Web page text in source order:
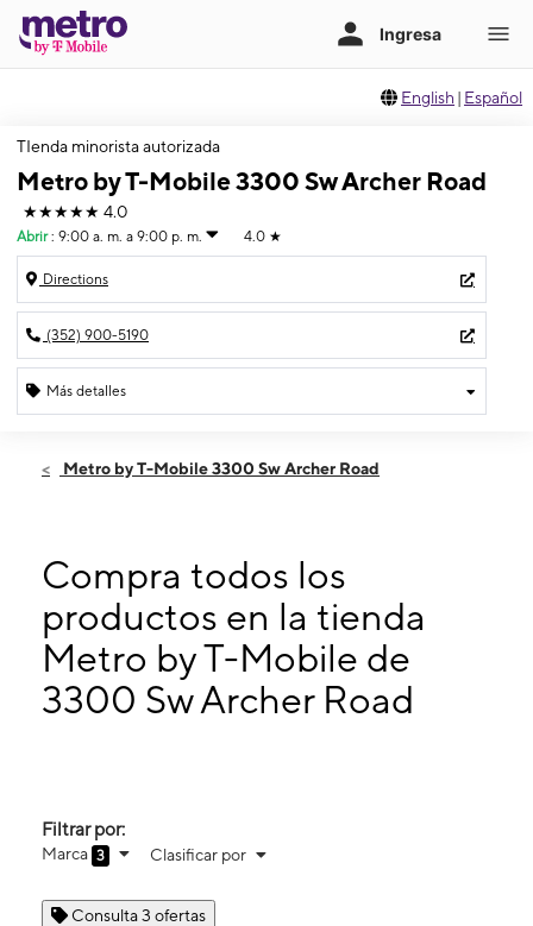
English | Español
TIenda minorista autorizada
Metro by T-Mobile 3300 Sw Archer Road
★★★★★ 4.0
Abrir : 9:00 a. m. a 9:00 p. m. 4.0 ★
Directions
(352) 900-5190
Más detalles
Viernes:9:00 a. m. a 9:00 p. m.
Martes:
9:00 a. m. a 9:00 p. m.
Miérc: 9:00 a. m. a 9:00 p. m.
Jueves:9:00 a. m. a 9:00 p. m.
3300 Sw Archer Road Ste B Gainesville, FL 32608
Metro by T-Mobile 3300 Sw Archer Road
Compra todos los
productos en la tienda
Metro by T-Mobile de
3300 Sw Archer Road
Filtrar por:
Marca 3 Clasificar por
Consulta 3 ofertas